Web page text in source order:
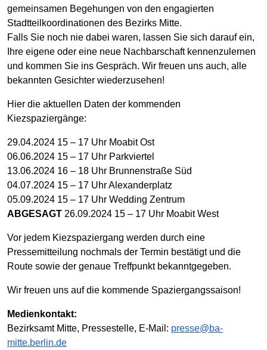
gemeinsamen Begehungen von den engagierten
Stadtteilkoordinationen des Bezirks Mitte.
Falls Sie noch nie dabei waren, lassen Sie sich darauf ein,
Ihre eigene oder eine neue Nachbarschaft kennenzulernen
und kommen Sie ins Gespräch. Wir freuen uns auch, alle
bekannten Gesichter wiederzusehen!
Hier die aktuellen Daten der kommenden
Kiezspaziergänge:
29.04.2024 15 – 17 Uhr Moabit Ost
06.06.2024 15 – 17 Uhr Parkviertel
13.06.2024 16 – 18 Uhr Brunnenstraße Süd
04.07.2024 15 – 17 Uhr Alexanderplatz
05.09.2024 15 – 17 Uhr Wedding Zentrum
ABGESAGT 26.09.2024 15 – 17 Uhr Moabit West
Vor jedem Kiezspaziergang werden durch eine
Pressemitteilung nochmals der Termin bestätigt und die
Route sowie der genaue Treffpunkt bekanntgegeben.
Wir freuen uns auf die kommende Spaziergangssaison!
Medienkontakt:
Bezirksamt Mitte, Pressestelle, E-Mail: presse@ba-
mitte.berlin.de